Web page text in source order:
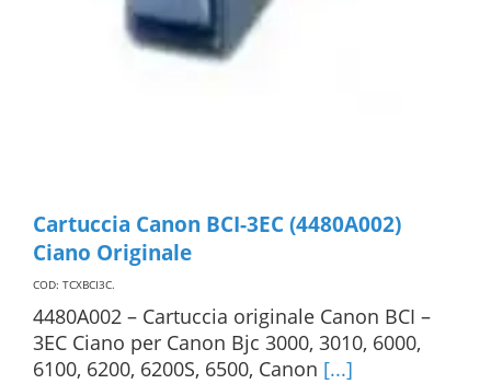
Cartuccia Canon BCI-3EC (4480A002)
Ciano Originale
COD: TCXBCI3C.
4480A002 – Cartuccia originale Canon BCI –
3EC Ciano per Canon Bjc 3000, 3010, 6000,
6100, 6200, 6200S, 6500, Canon [...]